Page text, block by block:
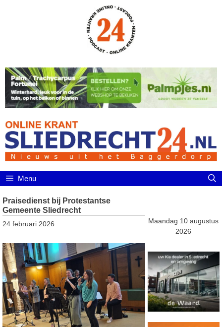
Menu
Praisedienst bij Protestantse
Gemeente Sliedrecht
24 februari 2026
Maandag 10 augustus
2026